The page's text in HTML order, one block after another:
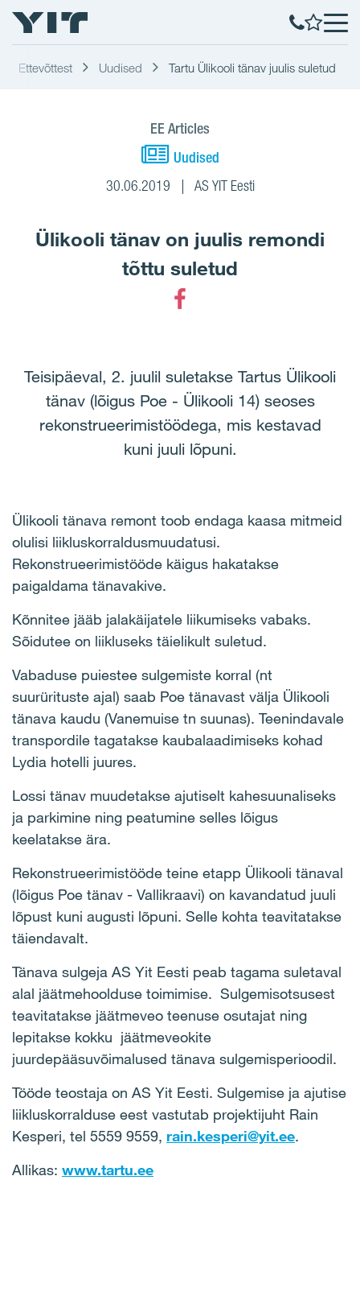
Ettevõttest Uudised Tartu Ülikooli tänav juulis suletud
EE Articles
Uudised
30.06.2019 AS YIT Eesti
Ülikooli tänav on juulis remondi
tõttu suletud
Teisipäeval, 2. juulil suletakse Tartus Ülikooli
tänav (lõigus Poe - Ülikooli 14) seoses
rekonstrueerimistöödega, mis kestavad
kuni juuli lõpuni.
Ülikooli tänava remont toob endaga kaasa mitmeid
olulisi liikluskorraldusmuudatusi.
Rekonstrueerimistööde käigus hakatakse
paigaldama tänavakive.
Kõnnitee jääb jalakäijatele liikumiseks vabaks.
Sõidutee on liikluseks täielikult suletud.
Vabaduse puiestee sulgemiste korral (nt
suurürituste ajal) saab Poe tänavast välja Ülikooli
tänava kaudu (Vanemuise tn suunas). Teenindavale
transpordile tagatakse kaubalaadimiseks kohad
Lydia hotelli juures.
Lossi tänav muudetakse ajutiselt kahesuunaliseks
ja parkimine ning peatumine selles lõigus
keelatakse ära.
Rekonstrueerimistööde teine etapp Ülikooli tänaval
(lõigus Poe tänav - Vallikraavi) on kavandatud juuli
lõpust kuni augusti lõpuni. Selle kohta teavitatakse
täiendavalt.
Tänava sulgeja AS Yit Eesti peab tagama suletaval
alal jäätmehoolduse toimimise. Sulgemisotsusest
teavitatakse jäätmeveo teenuse osutajat ning
lepitakse kokku jäätmeveokite
juurdepääsuvõimalused tänava sulgemisperioodil.
Tööde teostaja on AS Yit Eesti. Sulgemise ja ajutise
liikluskorralduse eest vastutab projektijuht Rain
Kesperi, tel 5559 9559, rain.kesperi@yit.ee.
Allikas: www.tartu.ee